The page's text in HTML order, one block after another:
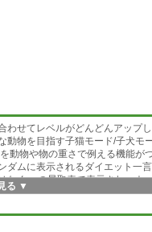
せてレベルがどんどんアップ
物を目指す子猫モード/子犬モ
動物や物の重さで例える機能が
ムに表示されるダイエット一
く●○の星取表で表示され、ネ
ョンにメタボ式を是非ご活用く
る ▼